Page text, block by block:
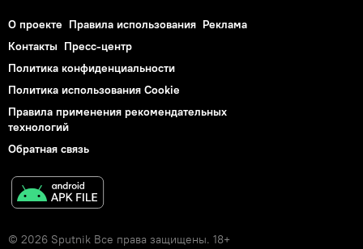
О проекте Правила использования Реклама
Контакты Пресс-центр
Политика конфиденциальности
Политика использования Cookie
Правила применения рекомендательных
технологий
Обратная связь
© 2026 Sputnik Все права защищены. 18+